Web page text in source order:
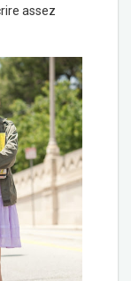
assez